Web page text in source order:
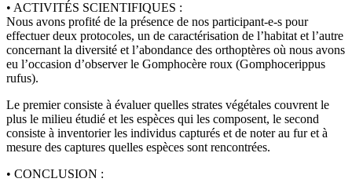
• ACTIVITÉS SCIENTIFIQUES :
Nous avons profité de la présence de nos participant-e-s pour
effectuer deux protocoles, un de caractérisation de l’habitat et l’autre
concernant la diversité et l’abondance des orthoptères où nous avons
eu l’occasion d’observer le Gomphocère roux (Gomphocerippus
rufus).
Le premier consiste à évaluer quelles strates végétales couvrent le
plus le milieu étudié et les espèces qui les composent, le second
consiste à inventorier les individus capturés et de noter au fur et à
mesure des captures quelles espèces sont rencontrées.
• CONCLUSION :